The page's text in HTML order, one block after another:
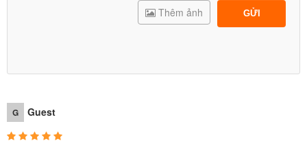
GỬI
Thêm ảnh
G Guest